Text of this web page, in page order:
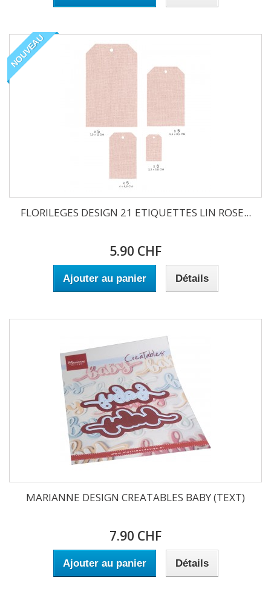
NOUVEAU
FLORILEGES DESIGN 21 ETIQUETTES LIN ROSE...
5.90 CHF
Ajouter au panier Détails
MARIANNE DESIGN CREATABLES BABY (TEXT)
7.90 CHF
Ajouter au panier Détails